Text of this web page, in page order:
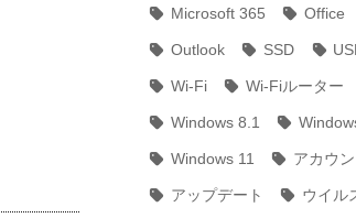
Microsoft 365 Office
Outlook SSD
Wi-Fi Wi-Fiルーター
Windows 8.1
Windows 11 アカウン
アップデート ウイル